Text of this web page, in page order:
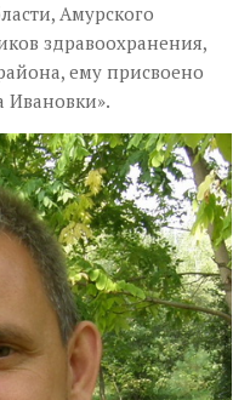
Амурского
здравоохранения,
ему присвоено
Ивановки».